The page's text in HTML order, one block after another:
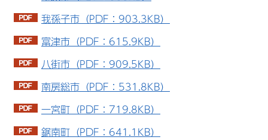
我孫子市（PDF：903.3KB）
富津市（PDF：615.9KB）
八街市（PDF：909.5KB）
南房総市（PDF：531.8KB）
一宮町（PDF：719.8KB）
鋸南町（PDF：641.1KB）